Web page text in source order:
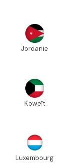
Jordanie
Koweït
Luxembourg